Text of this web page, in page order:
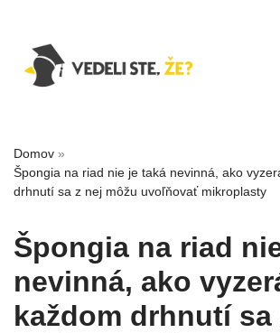
Domov »
Špongia na riad nie je taká nevinná, ako
drhnutí sa z nej môžu uvoľňovať mikroplasty
Špongia na riad
nevinná, ako
každom drhnutí sa